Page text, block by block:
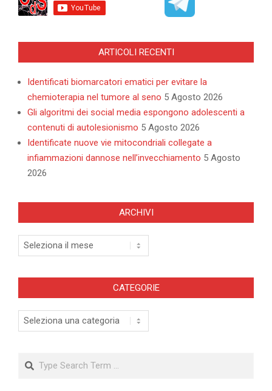
ARTICOLI RECENTI
Identificati biomarcatori ematici per evitare la
chemioterapia nel tumore al seno 5 Agosto 2026
Gli algoritmi dei social media espongono adolescenti a
contenuti di autolesionismo 5 Agosto 2026
Identificate nuove vie mitocondriali collegate a
infiammazioni dannose nell’invecchiamento 5 Agosto
2026
ARCHIVI
Archivi
CATEGORIE
Categorie
Search